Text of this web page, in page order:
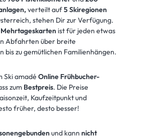
verteilt auf5 Skiregionen
stehen Dir zur Verfügung.
Mehrtageskartenist für jeden etwas
Abfahrten über breite
bis zu gemütlichen Familienhängen.
Ski amadé Online Frühbucher-
zum Bestpreis. Die Preise
Kaufzeitpunkt und
früher, desto besser!
und kann nicht